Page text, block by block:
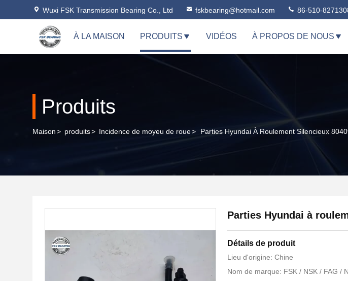
Wuxi FSK Transmission Bearing Co., Ltd fskbearing@hotmail.com 86-510-
À LA MAISON PRODUITS VIDÉOS À PROPOS DE NOUS
Produits
Maison> produits> Incidence de moyeu de roue> Parties Hyundai À Roulement Silencieux
Parties Hyundai à
Détails de produit
Lieu d'origine: Chine
Nom de marque: FSK / NSK / FAG /